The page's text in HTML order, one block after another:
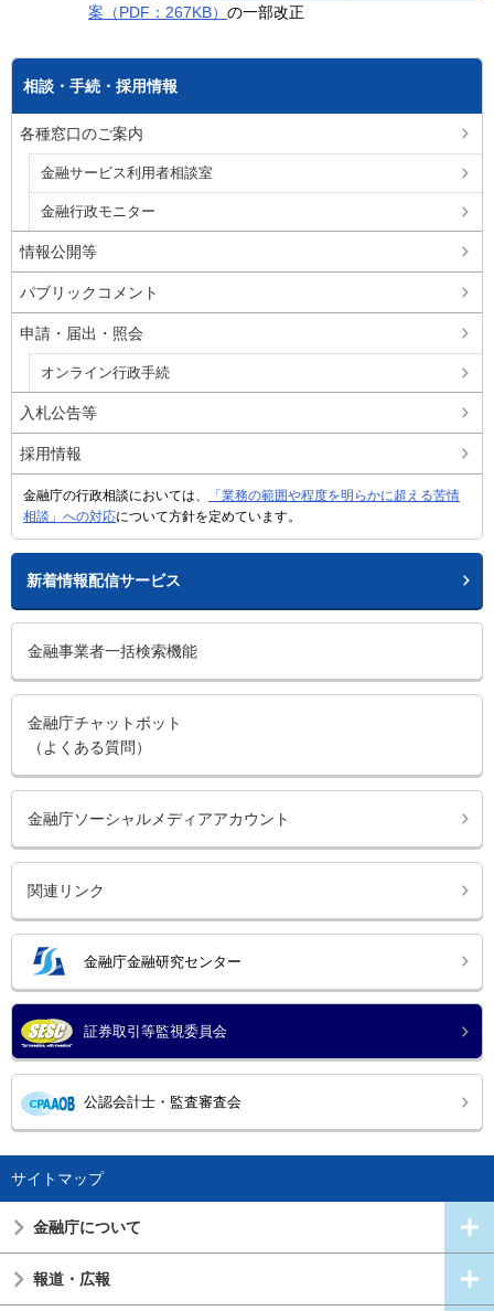
案（PDF：267KB） の一部改正
相談・手続・採用情報
各種窓口のご案内
金融サービス利用者相談室
金融行政モニター
情報公開等
パブリックコメント
申請・届出・照会
オンライン行政手続
入札公告等
採用情報
金融庁の行政相談においては、
「業務の範囲や程度を明らかに超える苦情
相談」への対応について方針を定めています。
新着情報配信サービス
金融事業者一括検索機能
金融庁チャットボット
（よくある質問）
金融庁ソーシャルメディアアカウント
関連リンク
金融庁金融研究センター
証券取引等監視委員会
公認会計士・監査審査会
サイトマップ
金融庁について
報道・広報